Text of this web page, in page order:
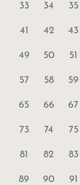
33 34 35
41 42 43
49 50 51
57 58 59
65 66 67
73 74 75
81 82 83
89 90 91